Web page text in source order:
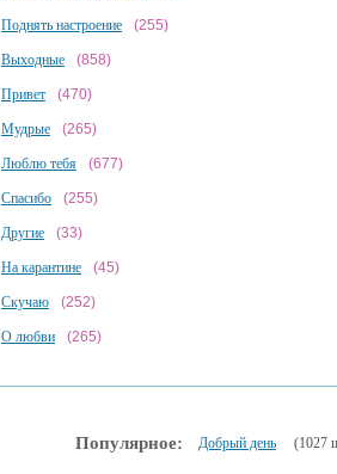
Поднять настроение (255)
Выходные (858)
Привет (470)
Мудрые (265)
Люблю тебя (677)
Спасибо (255)
Другие (33)
На карантине (45)
Скучаю (252)
О любви (265)
Популярное: Добрый день (1027